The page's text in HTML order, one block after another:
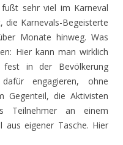
sehr viel im Karneval
die Karnevals-Begeisterte
Monate hinweg. Was
Hier kann man wirklich
in der Bevölkerung
engagieren, ohne
Gegenteil, die Aktivisten
Teilnehmer an einem
eigener Tasche. Hier